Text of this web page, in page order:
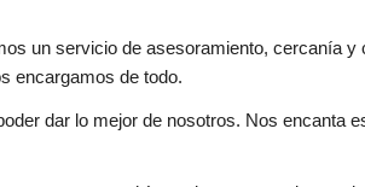
un servicio de asesoramiento, cercanía y
encargamos de todo.
dar lo mejor de nosotros. Nos encanta